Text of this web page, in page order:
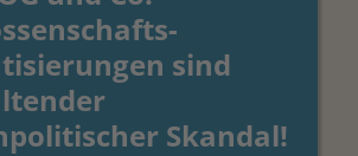
sind
Skandal!